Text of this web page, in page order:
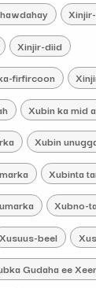
Xinjir-diid
firfircoon
Xubin ka mid
Xubin
Xubinta
Xubno-
Xusuus-beel
Gudaha ee